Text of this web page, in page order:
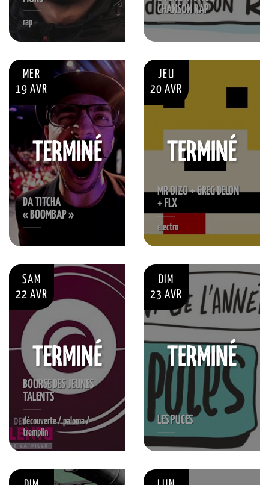
rap
CHANSON RAP
MER
19 AVR
DA TITCHA
« BOOMBAP »
TERMINÉ
JEU
20 AVR
MR OIZO + GREG DELON
+ FLX
electro
TERMINÉ
SAM
22 AVR
BOURSE DES JEUNES
TALENTS
découverte / paloma /
tremplin
TERMINÉ
DIM
23 AVR
LES PUCES
TERMINÉ